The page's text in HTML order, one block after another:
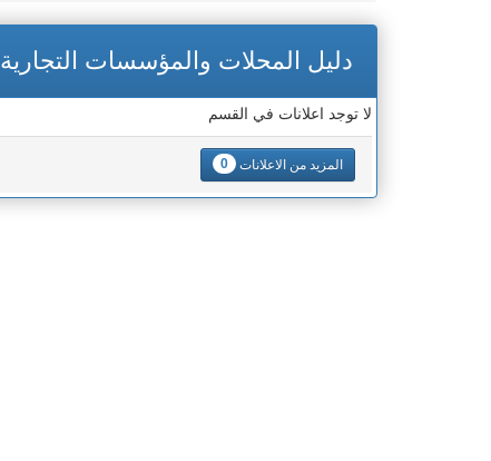
دليل المحلات والمؤسسات التجارية
لا توجد اعلانات في القسم
المزيد من الاعلانات 0